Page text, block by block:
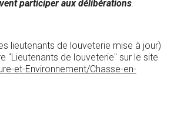
participer aux délibérations.
lieutenants de louveterie mise à jour)
"Lieutenants de louveterie" sur le site
et-Environnement/Chasse-en-